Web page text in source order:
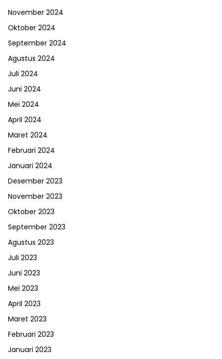
November 2024
Oktober 2024
September 2024
Agustus 2024
Juli 2024
Juni 2024
Mei 2024
April 2024
Maret 2024
Februari 2024
Januari 2024
Desember 2023
November 2023
Oktober 2023
September 2023
Agustus 2023
Juli 2023
Juni 2023
Mei 2023
April 2023
Maret 2023
Februari 2023
Januari 2023